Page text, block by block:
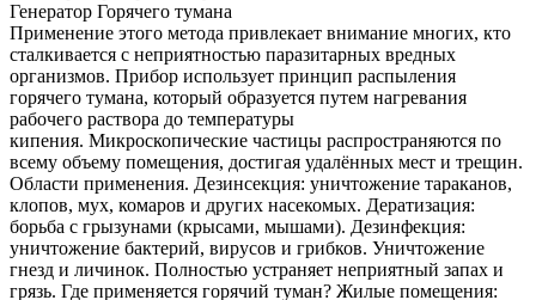
Генератор Горячего тумана
Применение этого метода привлекает внимание многих, кто
сталкивается с неприятностью паразитарных вредных
организмов. Прибор использует принцип распыления
горячего тумана, который образуется путем нагревания
рабочего раствора до температуры
кипения. Микроскопические частицы распространяются по
всему объему помещения, достигая удалённых мест и трещин.
Области применения. Дезинсекция: уничтожение тараканов,
клопов, мух, комаров и других насекомых. Дератизация:
борьба с грызунами (крысами, мышами). Дезинфекция:
уничтожение бактерий, вирусов и грибков. Уничтожение
гнезд и личинок. Полностью устраняет неприятный запах и
грязь. Где применяется горячий туман? Жилые помещения: